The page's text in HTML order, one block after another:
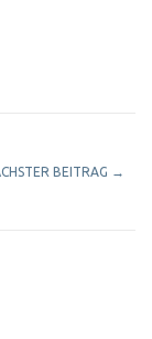
BEITRAG →